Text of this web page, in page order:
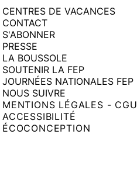
CENTRES DE VACANCES
CONTACT
S'ABONNER
PRESSE
LA BOUSSOLE
SOUTENIR LA FEP
JOURNÉES NATIONALES FEP
NOUS SUIVRE
MENTIONS LÉGALES - CGU
ACCESSIBILITÉ
ÉCOCONCEPTION